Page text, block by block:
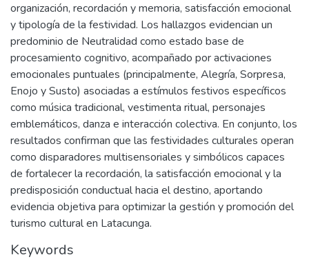
organización, recordación y memoria, satisfacción emocional
y tipología de la festividad. Los hallazgos evidencian un
predominio de Neutralidad como estado base de
procesamiento cognitivo, acompañado por activaciones
emocionales puntuales (principalmente, Alegría, Sorpresa,
Enojo y Susto) asociadas a estímulos festivos específicos
como música tradicional, vestimenta ritual, personajes
emblemáticos, danza e interacción colectiva. En conjunto, los
resultados confirman que las festividades culturales operan
como disparadores multisensoriales y simbólicos capaces
de fortalecer la recordación, la satisfacción emocional y la
predisposición conductual hacia el destino, aportando
evidencia objetiva para optimizar la gestión y promoción del
turismo cultural en Latacunga.
Keywords